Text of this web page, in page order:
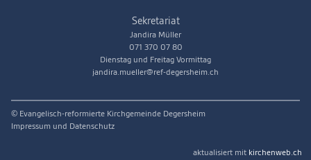
Sekretariat
Jandira Müller
071 370 07 80
Dienstag und Freitag Vormittag
jandira.mueller@ref-degersheim.ch
© Evangelisch-reformierte Kirchgemeinde Degersheim
Impressum und Datenschutz
aktualisiert mit kirchenweb.ch